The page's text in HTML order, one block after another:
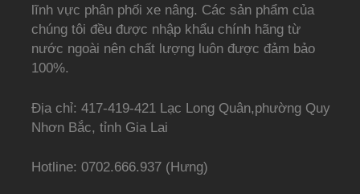
lĩnh vực phân phối xe nâng. Các sản phẩm của
chúng tôi đều được nhập khẩu chính hãng từ
nước ngoài nên chất lượng luôn được đảm bảo
100%.
Địa chỉ: 417-419-421 Lạc Long Quân,phường Quy
Nhơn Bắc, tỉnh Gia Lai
Hotline: 0702.666.937 (Hưng)